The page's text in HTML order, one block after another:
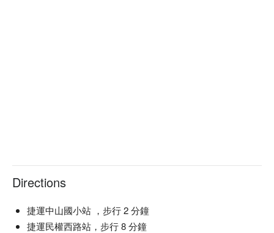
Directions
捷運中山國小站 ，步行 2 分鐘
捷運民權西路站，步行 8 分鐘